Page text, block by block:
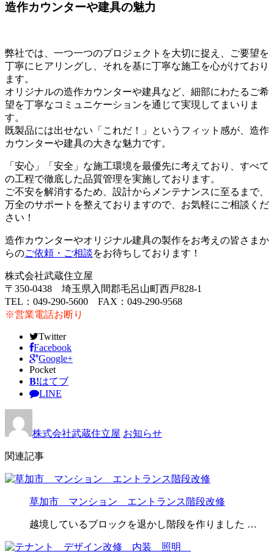
造作カウンターや建具の魅力
弊社では、一つ一つのプロジェクトを大切に捉え、ご要望を
丁寧にヒアリングし、それを基に丁寧な施工を心がけており
ます。
オリジナルの造作カウンターや建具など、細部にわたるご希
望を丁寧なコミュニケーションを通じて実現してまいりま
す。
既製品には出せない「これだ！」というフィット感が、造作
カウンターや建具の大きな魅力です。
「安心」「安全」な施工環境を最優先に考えており、すべて
の工程で徹底した品質管理を実施しております。
ご不安を解消するため、設計からメンテナンスに至るまで、
万全のサポートを整えておりますので、お気軽にご相談くだ
さい！
造作カウンターやオリジナル建具の製作をお考えの皆さまか
らのご依頼・ご相談をお待ちしております！
株式会社武蔵住立屋
〒350-0438 埼玉県入間郡毛呂山町西戸828-1
TEL：049-290-5600 FAX：049-290-9568
※営業電話お断り
Twitter
Facebook
Google+
Pocket
B!はてブ
LINE
株式会社武蔵住立屋 お知らせ
関連記事
草加市 マンション エントランス階段改修
越境しているブロックを退かし階段を作りました …